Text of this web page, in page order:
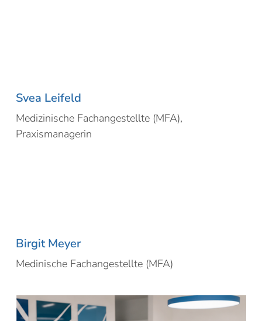
Svea Leifeld
Medizinische Fachangestellte (MFA),
Praxismanagerin
Birgit Meyer
Medinische Fachangestellte (MFA)